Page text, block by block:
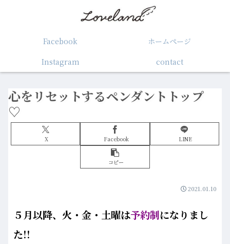
Facebook
ホームぺージ
Instagram
contact
心をリセットするペンダントトップ
♡
X Facebook LINE
コピー
2021.01.10
５月以降、火・金・土曜は予約制になりまし
た!!